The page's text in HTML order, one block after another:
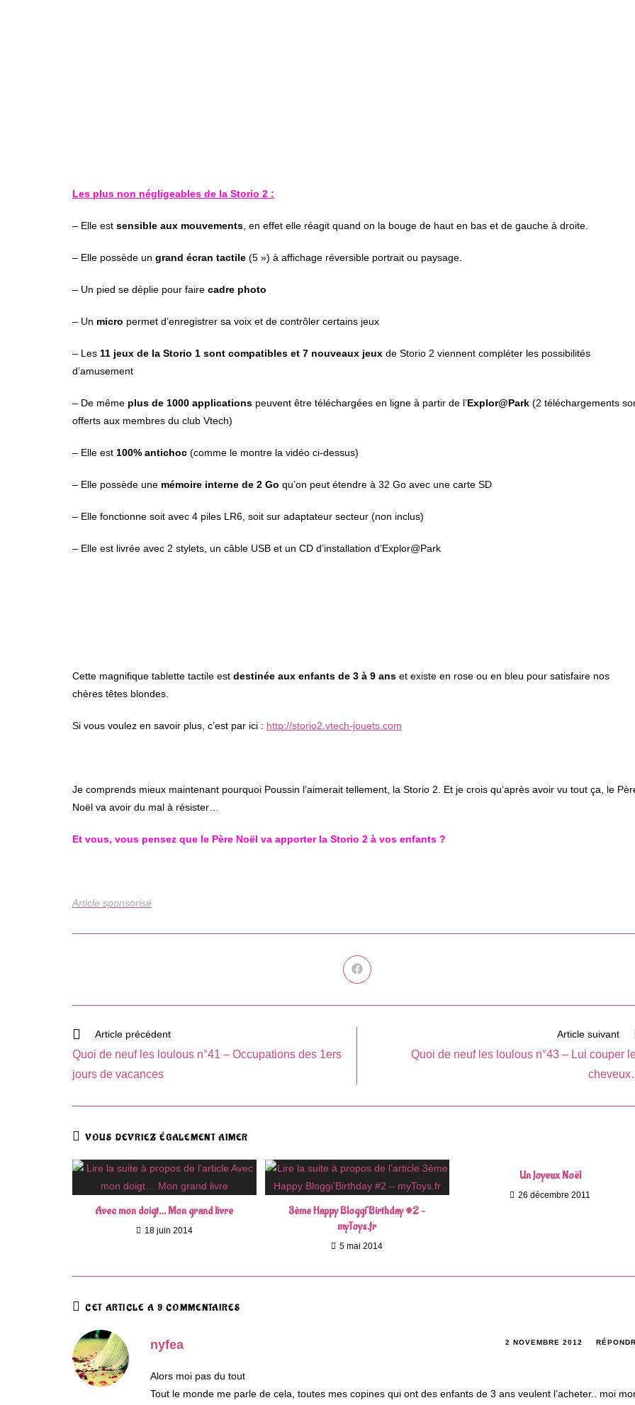
Les plus non négligeables de la Storio 2 :
– Elle est sensible aux mouvements , en effet elle réagit quand on la bouge de haut en bas et de gauche à droite.
– Elle possède un grand écran tactile (5 ») à affichage réversible portrait ou paysage.
– Un pied se déplie pour faire cadre photo
– Un micro permet d’enregistrer sa voix et de contrôler certains jeux
– Les 11 jeux de la Storio 1 sont compatibles et 7 nouveaux jeux de Storio 2 viennent compléter les possibilités
d’amusement
– De même plus de 1000 applications peuvent être téléchargées en ligne à partir de l’Explor@Park (2 téléchargements
offerts aux membres du club Vtech)
– Elle est 100% antichoc (comme le montre la vidéo ci-dessus)
– Elle possède une mémoire interne de 2 Go qu’on peut étendre à 32 Go avec une carte SD
– Elle fonctionne soit avec 4 piles LR6, soit sur adaptateur secteur (non inclus)
– Elle est livrée avec 2 stylets, un câble USB et un CD d’installation d’Explor@Park
Cette magnifique tablette tactile est destinée aux enfants de 3 à 9 ans et existe en rose ou en bleu pour satisfaire nos
chères têtes blondes.
Si vous voulez en savoir plus, c’est par ici : http://storio2.vtech-jouets.com
Je comprends mieux maintenant pourquoi Poussin l’aimerait tellement, la Storio 2. Et je crois qu’après avoir vu tout ça, le
Noël va avoir du mal à résister…
Et vous, vous pensez que le Père Noël va apporter la Storio 2 à vos enfants ?
Article sponsorisé
Ouvrir
dans
autre
Read
articles
Article précédent
Quoi de neuf les loulous n°41 – Occupations des 1ers
jours de vacances
Article suivant
Quoi de neuf les loulous n°43 – Lui couper
VOUS DEVRIEZ ÉGALEMENT AIMER
Avec mon doigt… Mon grand livre
18 juin 2014
3ème Happy Bloggi’Birthday #2 –
myToys.fr
5 mai 2014
Un Joyeux Noël
26 décembre 2011
CET ARTICLE A 9 COMMENTAIRES
nyfea 2 NOVEMBRE 2012
Alors moi pas du tout
Tout le monde me parle de cela, toutes mes copines qui ont des enfants de 3 ans veulent l’acheter.. moi